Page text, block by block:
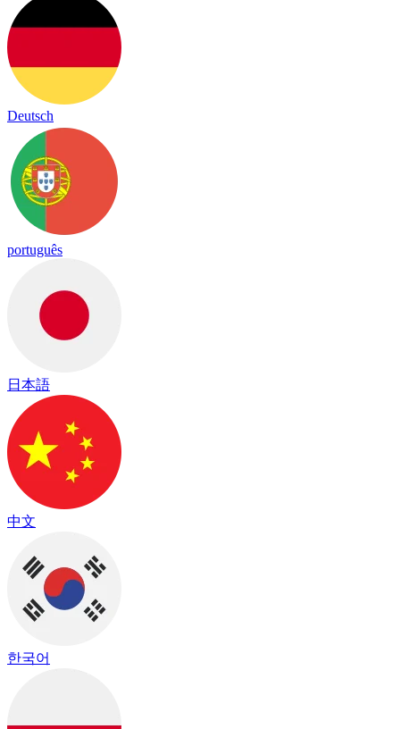
Deutsch
português
日本語
中文
한국어